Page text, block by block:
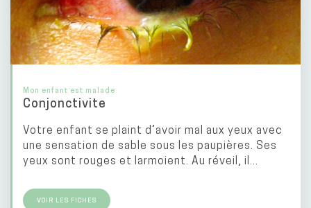
Mon enfant est malade
Conjonctivite
Votre enfant se plaint d’avoir mal aux yeux avec
une sensation de sable sous les paupières. Ses
yeux sont rouges et larmoient. Au réveil, il...
VOIR LES FICHES